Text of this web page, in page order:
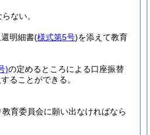
ない。
明細書(様式第5号)を添えて教育
)の定めるところによる口座振替
ることができる。
教育委員会に願い出なければなら